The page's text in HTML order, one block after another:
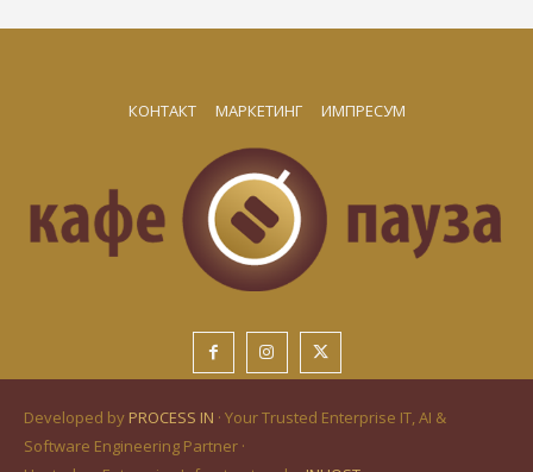
КОНТАКТ МАРКЕТИНГ ИМПРЕСУМ
Developed by PROCESS IN · Your Trusted Enterprise IT, AI &
Software Engineering Partner ·